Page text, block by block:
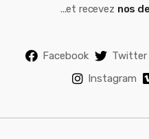
...et recevez nos
Facebook Twitter
Instagram